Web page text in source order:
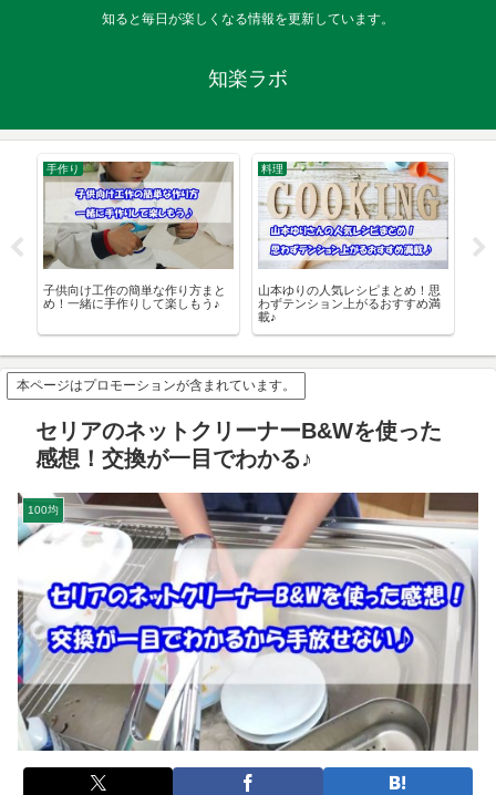
知ると毎日が楽しくなる情報を更新しています。
知楽ラボ
手作り
子供向け工作の簡単な作り方まと
め！一緒に手作りして楽しもう♪
料理
山本ゆりの人気レシピまとめ！思
わずテンション上がるおすすめ満
載♪
本ページはプロモーションが含まれています。
セリアのネットクリーナーB&Wを使った
感想！交換が一目でわかる♪
100均